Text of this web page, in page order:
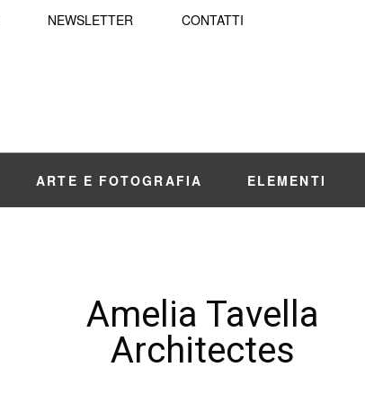
NEWSLETTER CONTATTI
ARTE E FOTOGRAFIA ELEMENTI
Amelia Tavella
Architectes